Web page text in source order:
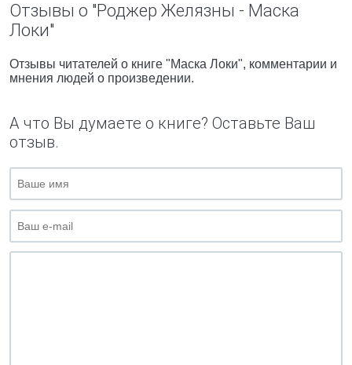
Отзывы о "Роджер Желязны - Маска
Локи"
Отзывы читателей о книге "Маска Локи", комментарии и
мнения людей о произведении.
А что Вы думаете о книге? Оставьте Ваш
отзыв.